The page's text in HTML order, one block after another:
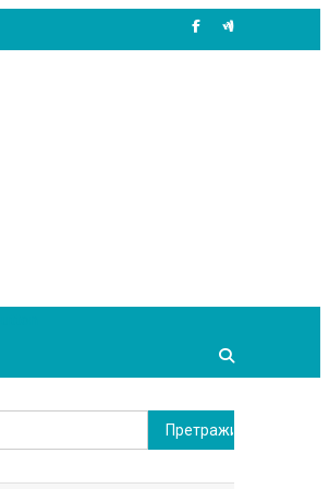
Претрага
за: